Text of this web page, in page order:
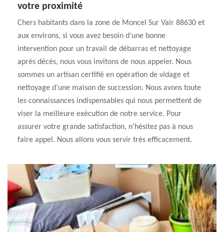
votre proximité
Chers habitants dans la zone de Moncel Sur Vair 88630 et
aux environs, si vous avez besoin d’une bonne
intervention pour un travail de débarras et nettoyage
après décès, nous vous invitons de nous appeler. Nous
sommes un artisan certifié en opération de vidage et
nettoyage d’une maison de succession. Nous avons toute
les connaissances indispensables qui nous permettent de
viser la meilleure exécution de notre service. Pour
assurer votre grande satisfaction, n’hésitez pas à nous
faire appel. Nous allons vous servir très efficacement.